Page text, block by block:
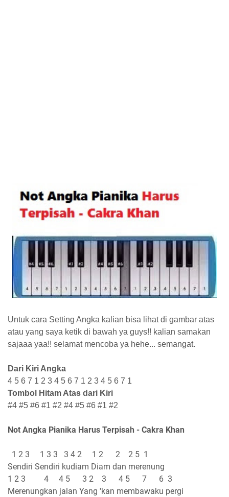
Untuk cara Setting Angka kalian bisa lihat di gambar atas
atau yang saya ketik di bawah ya guys!! kalian samakan
sajaaa yaa!! selamat mencoba ya hehe... semangat.
Dari Kiri Angka
4 5 6 7 1 2 3 4 5 6 7 1 2 3 4 5 6 7 1
Tombol Hitam Atas dari Kiri
#4 #5 #6 #1 #2 #4 #5 #6 #1 #2
Not Angka Pianika Harus Terpisah - Cakra Khan
1 2 3 1 3 3 3 4 2 1 2 2 2 5 1
Sendiri Sendiri kudiam Diam dan merenung
1 2 3 4 4 5 3 2 3 4 5 7 6 3
Merenungkan jalan Yang 'kan membawaku pergi